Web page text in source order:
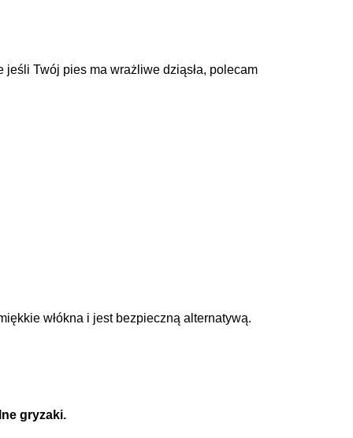
Twój pies ma wrażliwe dziąsła, polecam
włókna i jest bezpieczną alternatywą.
gryzaki.